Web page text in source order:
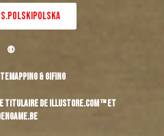
©
& Gifing
titulaire de Illustore.com ™ et